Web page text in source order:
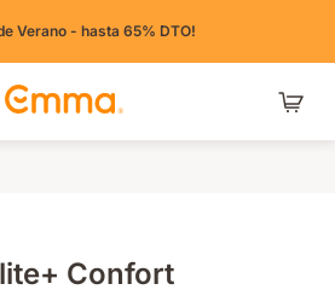
Verano - hasta 65% DTO!
Confort